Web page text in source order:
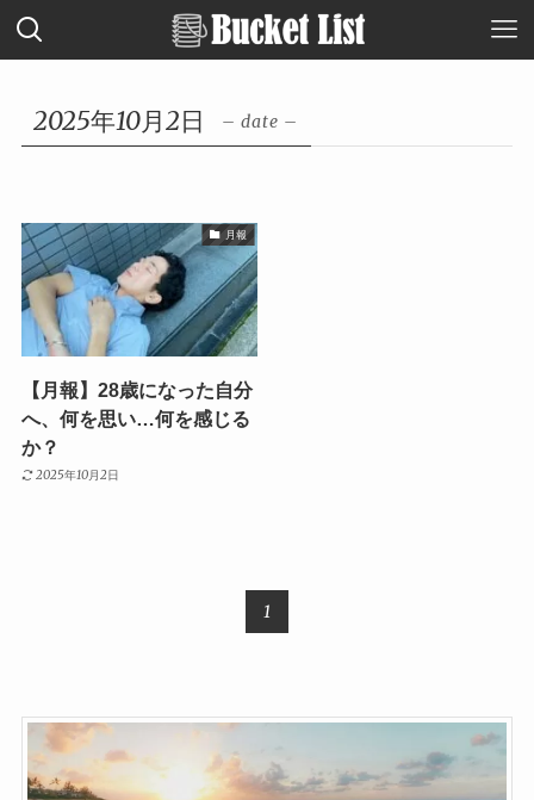
2025年10月2日 – date –
月報
【月報】28歳になった自分
へ、何を思い…何を感じる
か？
2025年10月2日
1